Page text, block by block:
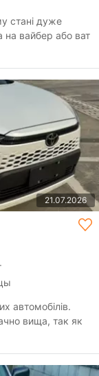
стані дуже
на вайбер або ват
21.07.2026
автомобілів.
так як